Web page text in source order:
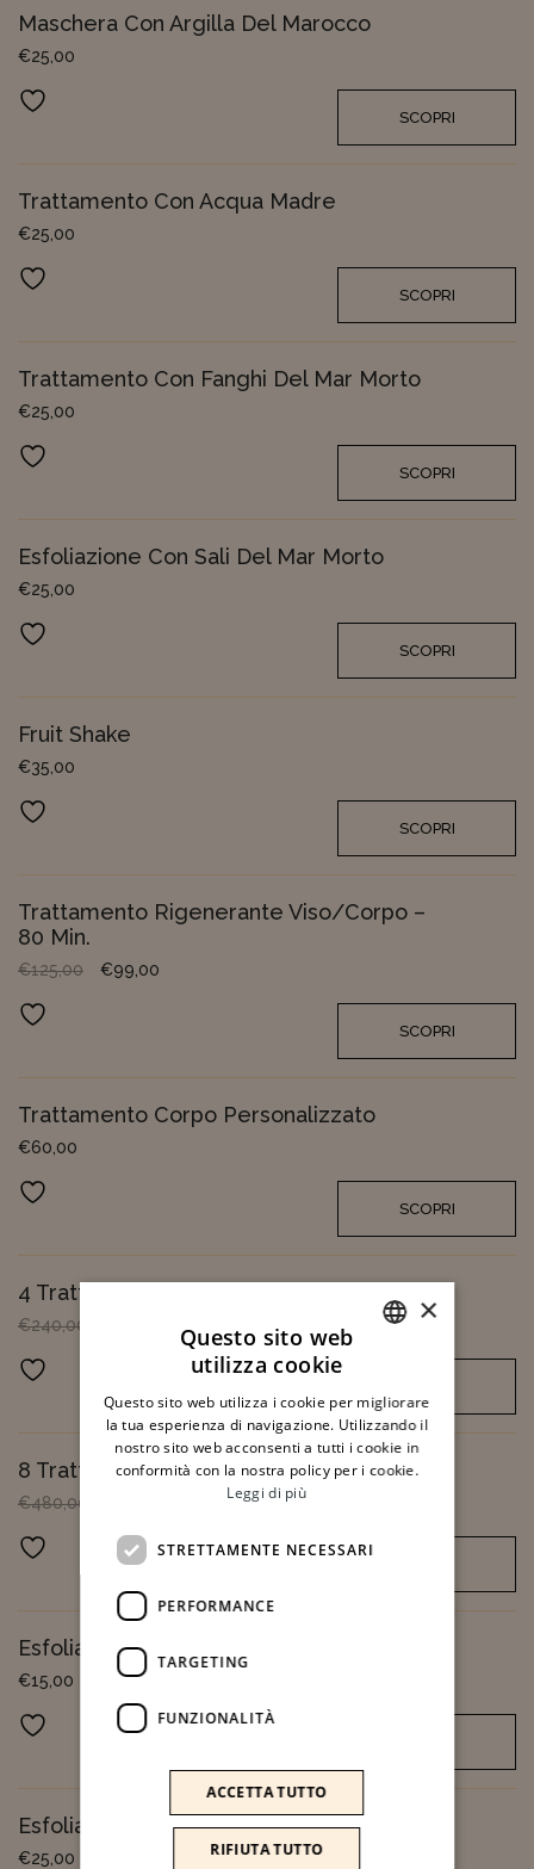
Maschera Con Argilla Del Marocco
€25,00
SCOPRI
Trattamento Con Acqua Madre
€25,00
SCOPRI
Trattamento Con Fanghi Del Mar Morto
€25,00
SCOPRI
Esfoliazione Con Sali Del Mar Morto
€25,00
SCOPRI
Fruit Shake
€35,00
SCOPRI
Trattamento Rigenerante Viso/Corpo –
80 Min.
€125,00 €99,00
SCOPRI
Trattamento Corpo Personalizzato
€60,00
SCOPRI
4 Trattamenti Corpo Personalizzati
€240,00
Aggiungi ai preferiti
8 Trattamenti Corpo Personalizzati
€480,00
Aggiungi ai preferiti
Esfoliazione Viso
€15,00
Aggiungi ai preferiti
Esfoliazione E Maschera Viso
€25,00
ENGLISH
×
Questo sito web
utilizza cookie
Questo sito web utilizza i cookie per migliorare
la tua esperienza di navigazione. Utilizzando il
nostro sito web acconsenti a tutti i cookie in
conformità con la nostra policy per i cookie.
Leggi di più
STRETTAMENTE NECESSARI
PERFORMANCE
TARGETING
FUNZIONALITÀ
ACCETTA TUTTO
RIFIUTA TUTTO